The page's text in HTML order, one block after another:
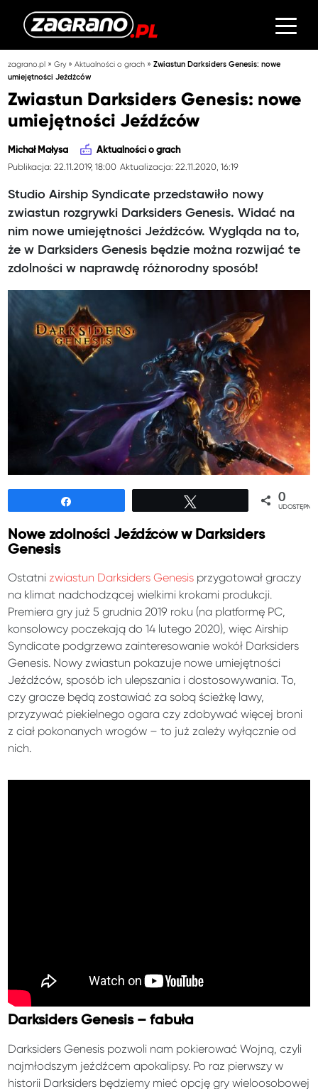
zagrano.pl »Gry»Aktualności o grach »Zwiastun Darksiders Genesis: nowe
umiejętności Jeźdźców
Zwiastun Darksiders Genesis: nowe
umiejętności Jeźdźców
Michał Małysa Aktualności o grach
Publikacja: 22.11.2019, 18:00 Aktualizacja: 22.11.2020, 16:19
Studio Airship Syndicate przedstawiło nowy
zwiastun rozgrywki Darksiders Genesis. Widać na
nim nowe umiejętności Jeźdźców. Wygląda na to,
że w Darksiders Genesis będzie można rozwijać te
zdolności w naprawdę różnorodny sposób!
0
Nowe zdolności Jeźdźców w Darksiders
Genesis
Ostatni zwiastun Darksiders Genesis przygotował graczy
na klimat nadchodzącej wielkimi krokami produkcji.
Premiera gry już 5 grudnia 2019 roku (na platformę PC,
konsolowcy poczekają do 14 lutego 2020), więc Airship
Syndicate podgrzewa zainteresowanie wokół Darksiders
Genesis. Nowy zwiastun pokazuje nowe umiejętności
Jeźdźców, sposób ich ulepszania i dostosowywania. To,
czy gracze będą zostawiać za sobą ścieżkę lawy,
przyzywać piekielnego ogara czy zdobywać więcej broni
z ciał pokonanych wrogów – to już zależy wyłącznie od
nich.
Darksiders Genesis – fabuła
Darksiders Genesis pozwoli nam pokierować Wojną, czyli
najmłodszym jeźdźcem apokalipsy. Po raz pierwszy w
historii Darksiders będziemy mieć opcję gry wieloosobowej